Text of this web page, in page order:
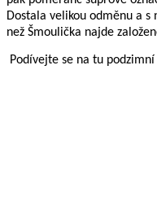
Dostala velikou odměnu a s
než Šmoulička najde
Podívejte se na tu